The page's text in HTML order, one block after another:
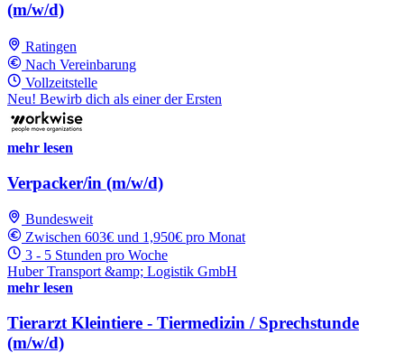
(m/w/d)
Ratingen
Nach Vereinbarung
Vollzeitstelle
Neu! Bewirb dich als einer der Ersten
mehr lesen
Verpacker/in (m/w/d)
Bundesweit
Zwischen 603€ und 1,950€ pro Monat
3 - 5 Stunden pro Woche
Huber Transport &amp; Logistik GmbH
mehr lesen
Tierarzt Kleintiere - Tiermedizin / Sprechstunde
(m/w/d)